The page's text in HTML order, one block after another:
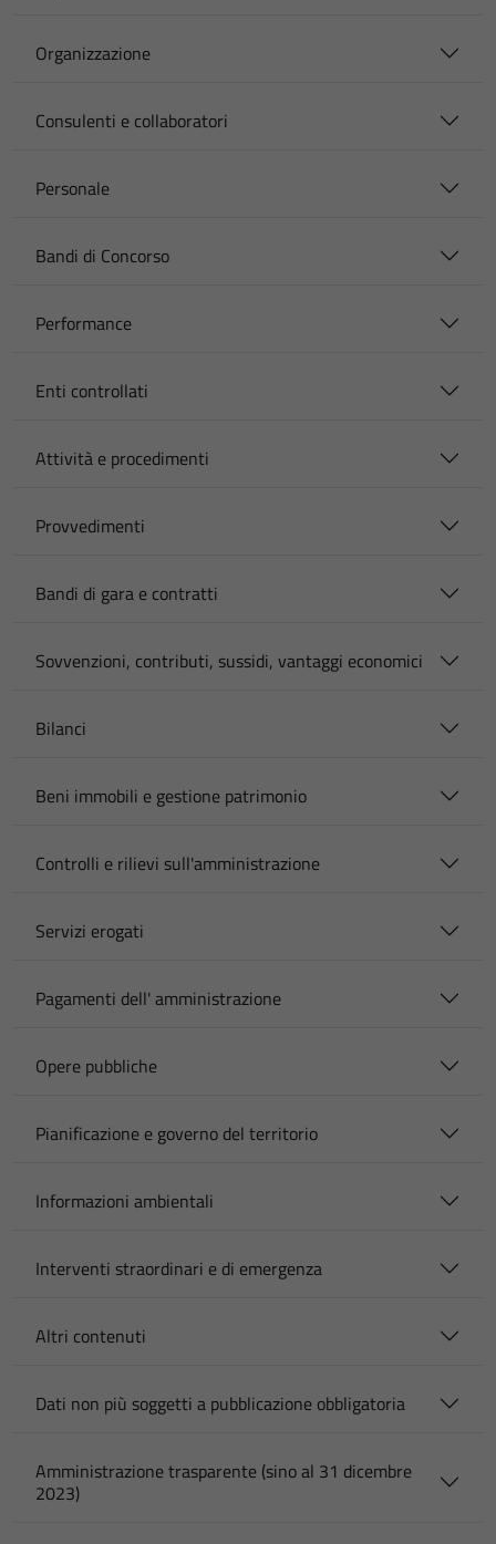
Organizzazione
Consulenti e collaboratori
Personale
Bandi di Concorso
Performance
Enti controllati
Attività e procedimenti
Provvedimenti
Bandi di gara e contratti
Sovvenzioni, contributi, sussidi, vantaggi economici
Bilanci
Beni immobili e gestione patrimonio
Controlli e rilievi sull'amministrazione
Servizi erogati
Pagamenti dell' amministrazione
Opere pubbliche
Pianificazione e governo del territorio
Informazioni ambientali
Interventi straordinari e di emergenza
Altri contenuti
Dati non più soggetti a pubblicazione obbligatoria
Amministrazione trasparente (sino al 31 dicembre
2023)